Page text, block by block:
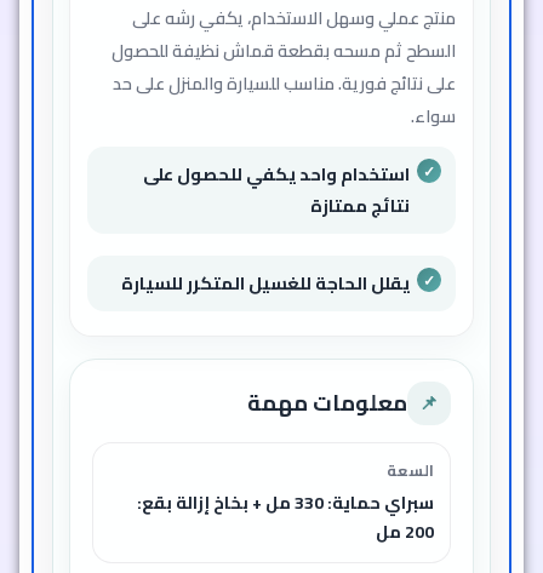
منتج عملي وسهل الاستخدام، يكفي رشه على
السطح ثم مسحه بقطعة قماش نظيفة للحصول
على نتائج فورية. مناسب للسيارة والمنزل على حد
سواء.
استخدام واحد يكفي للحصول على
نتائج ممتازة
يقلل الحاجة للغسيل المتكرر للسيارة
📌 معلومات مهمة
السعة
سبراي حماية: 330 مل + بخاخ إزالة بقع:
200 مل